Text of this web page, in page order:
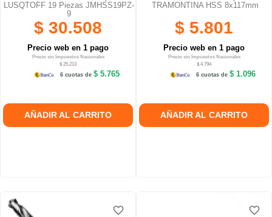
LUSQTOFF 19 Piezas JMHSS19PZ-
9
$ 30.508
Precio web en 1 pago
Precio sin Impuestos Nacionales
$ 25.213
6 cuotas de $ 5.765
AÑADIR AL CARRITO
TRAMONTINA HSS 8x117mm
$ 5.801
Precio web en 1 pago
Precio sin Impuestos Nacionales
$ 4.794
6 cuotas de $ 1.096
AÑADIR AL CARRITO
favorite_border
favorite_border favorite_border
favorite_border